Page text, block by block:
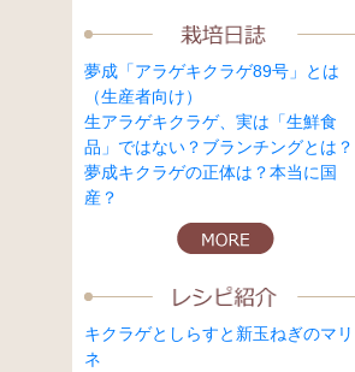
夢成「アラゲキクラゲ89号」とは
（生産者向け）
生アラゲキクラゲ、実は「生鮮食
品」ではない？ブランチングとは？
夢成キクラゲの正体は？本当に国
産？
キクラゲとしらすと新玉ねぎのマリ
ネ